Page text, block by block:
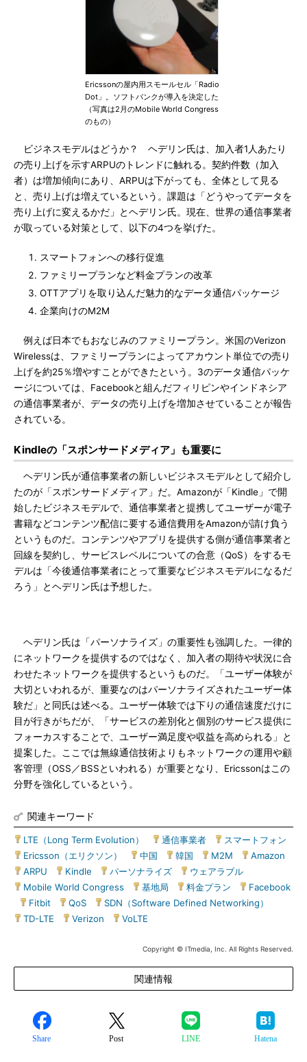
Ericssonの屋内用スモールセル「Radio
Dot」。ソフトバンクが導入を決定した
（写真は2月のMobile World Congress
のもの）
ビジネスモデルはどうか？ ヘデリン氏は、加入者1人あたり
の売り上げを示すARPUのトレンドに触れる。契約件数（加入
者）は増加傾向にあり、ARPUは下がっても、全体として見る
と、売り上げは増えているという。課題は「どうやってデータを
売り上げに変えるかだ」とヘデリン氏。現在、世界の通信事業者
が取っている対策として、以下の4つを挙げた。
スマートフォンへの移行促進
ファミリープランなど料金プランの改革
OTTアプリを取り込んだ魅力的なデータ通信パッケージ
企業向けのM2M
例えば日本でもおなじみのファミリープラン。米国のVerizon
Wirelessは、ファミリープランによってアカウント単位での売り
上げを約25％増やすことができたという。3のデータ通信パッケ
ージについては、Facebookと組んだフィリピンやインドネシア
の通信事業者が、データの売り上げを増加させていることが報告
されている。
Kindleの「スポンサードメディア」も重要に
ヘデリン氏が通信事業者の新しいビジネスモデルとして紹介し
たのが「スポンサードメディア」だ。Amazonが「Kindle」で開
始したビジネスモデルで、通信事業者と提携してユーザーが電子
書籍などコンテンツ配信に要する通信費用をAmazonが請け負う
というものだ。コンテンツやアプリを提供する側が通信事業者と
回線を契約し、サービスレベルについての合意（QoS）をするモ
デルは「今後通信事業者にとって重要なビジネスモデルになるだ
ろう」とヘデリン氏は予想した。
ヘデリン氏は「パーソナライズ」の重要性も強調した。一律的
にネットワークを提供するのではなく、加入者の期待や状況に合
わせたネットワークを提供するというものだ。「ユーザー体験が
大切といわれるが、重要なのはパーソナライズされたユーザー体
験だ」と同氏は述べる。ユーザー体験では下りの通信速度だけに
目が行きがちだが、「サービスの差別化と個別のサービス提供に
フォーカスすることで、ユーザー満足度や収益を高められる」と
提案した。ここでは無線通信技術よりもネットワークの運用や顧
客管理（OSS／BSSといわれる）が重要となり、Ericssonはこの
分野を強化しているという。
関連キーワード
LTE（Long Term Evolution） 通信事業者 スマートフォン
Ericsson（エリクソン）
中国 韓国 M2M Amazon
ARPU
Kindle パーソナライズ ウェアラブル
Mobile World Congress
基地局 料金プラン
Facebook
Fitbit QoS SDN（Software Defined Networking）
TD-LTE
Verizon VoLTE
Copyright © ITmedia, Inc. All Rights Reserved.
関連情報
Share Post LINE Hatena